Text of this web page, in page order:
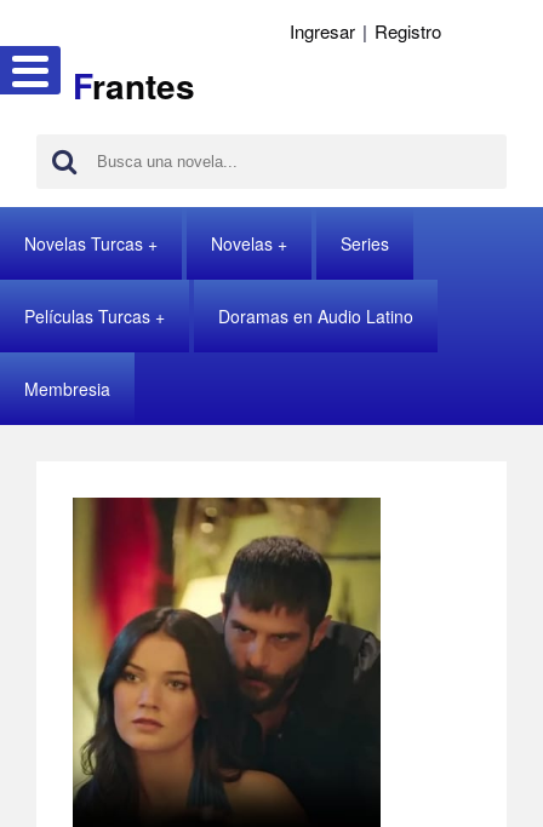
Frantes
Ingresar | Registro
Novelas Turcas Novelas Series
Películas Turcas Doramas en Audio Latino
Membresia